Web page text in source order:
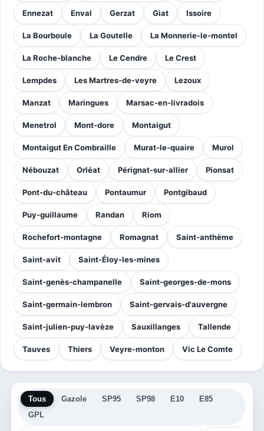
Ennezat Enval Gerzat Giat Issoire
La Bourboule La Goutelle La Monnerie-le-montel
La Roche-blanche Le Cendre Le Crest
Lempdes Les Martres-de-veyre Lezoux
Manzat Maringues Marsac-en-livradois
Menetrol Mont-dore Montaigut
Montaigut En Combraille Murat-le-quaire Murol
Nébouzat Orléat Pérignat-sur-allier Pionsat
Pont-du-château Pontaumur Pontgibaud
Puy-guillaume Randan Riom
Rochefort-montagne Romagnat Saint-anthème
Saint-avit Saint-Éloy-les-mines
Saint-genès-champanelle Saint-georges-de-mons
Saint-germain-lembron Saint-gervais-d'auvergne
Saint-julien-puy-lavèze Sauxillanges Tallende
Tauves Thiers Veyre-monton Vic Le Comte
Tous Gazole SP95 SP98 E10
E85
GPL